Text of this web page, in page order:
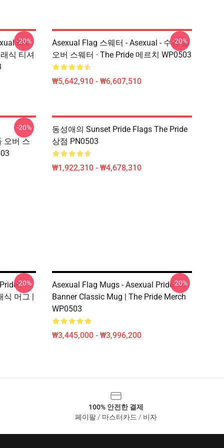
Bee
식 티셔
-20%
Asexual Flag 스웨터 - Asexual - 수평 풀
오버 스웨터 · The Pride 메르치 WP0503
₩5,642,910 - ₩6,607,510
-20%
오버 스
-20%
동성애의 Sunset Pride Flags The Pride
상점 PN0503
₩1,922,310 - ₩4,678,310
식 머그 |
-20%
Asexual Flag Mugs - Asexual Pride
Banner Classic Mug | The Pride Merch
WP0503
₩3,445,000 - ₩3,996,200
-20%
100% 안전한 결제
페이팔 / 마스터카드 / 비자